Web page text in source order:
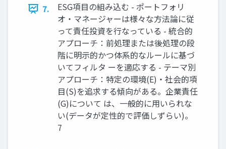
7.
ESG項目の組み込む - ポートフォリ
オ・マネージャーは様々な方法論に従
って責任投資を行なっている - 統合的
アプローチ：前処理または後処理の段
階に明示的かつ体系的なルールに基づ
いてフィルタ ーを適応する - テーマ別
アプローチ：特定の環境(E)・社会的項
目(S)を追求する傾向がある。企業責任
(G)について は、一般的に用いられな
い(データが定性的で評価しずらい)。
7